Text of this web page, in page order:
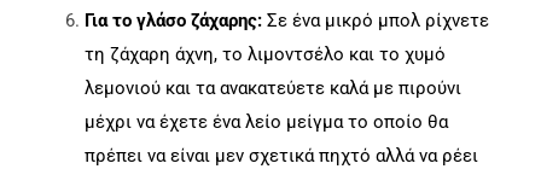
Για το γλάσο ζάχαρης: Σε ένα μικρό μπολ ρίχνετε
τη ζάχαρη άχνη, το λιμοντσέλο και το χυμό
λεμονιού και τα ανακατεύετε καλά με πιρούνι
μέχρι να έχετε ένα λείο μείγμα το οποίο θα
πρέπει να είναι μεν σχετικά πηχτό αλλά να ρέει